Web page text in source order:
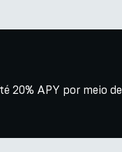
20% APY por meio de